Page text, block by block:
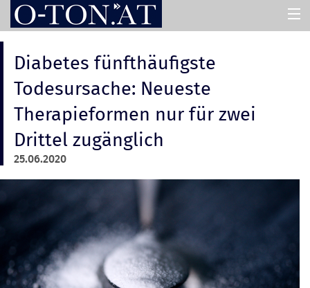
PRESSEMAPPEN
ASSISTENT
ÜBER UNS
Diabetes fünfthäufigste
Todesursache: Neueste
Therapieformen nur für zwei
Drittel zugänglich
25.06.2020